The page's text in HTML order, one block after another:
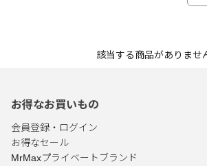
該当する商品がありませ
お得なお買いもの
会員登録・ログイン
お得なセール
MrMaxプライベートブランド